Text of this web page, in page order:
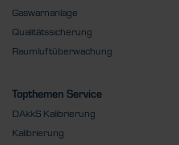
Gaswarnanlage
Qualitätssicherung
Raumluftüberwachung
Topthemen Service
DAkkS Kalibrierung
Kalibrierung